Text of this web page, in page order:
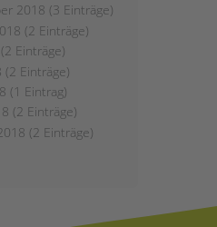
2018 (3 Einträge)
(2 Einträge)
Einträge)
(2 Einträge)
(1 Eintrag)
(2 Einträge)
(2 Einträge)